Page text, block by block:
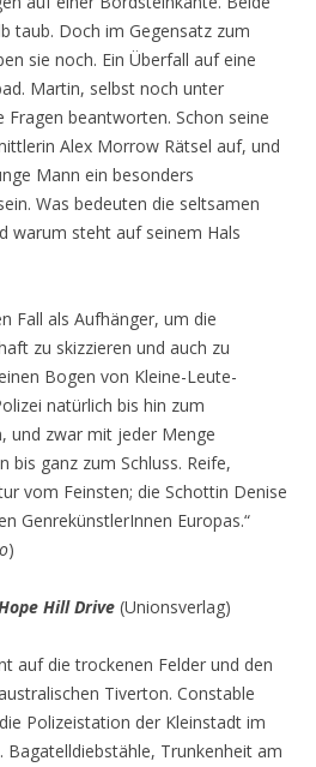
taub. Doch im Gegensatz zum
sie noch. Ein Überfall auf eine
Martin, selbst noch unter
Fragen beantworten. Schon seine
Alex Morrow Rätsel auf, und
Mann ein besonders
Was bedeuten die seltsamen
warum steht auf seinem Hals
Fall als Aufhänger, um die
zu skizzieren und auch zu
Bogen von Kleine-Leute-
natürlich bis hin zum
und zwar mit jeder Menge
bis ganz zum Schluss. Reife,
vom Feinsten; die Schottin Denise
GenrekünstlerInnen Europas.“
)
Hill Drive (Unionsverlag)
auf die trockenen Felder und den
Tiverton. Constable
Polizeistation der Kleinstadt im
Bagatelldiebstähle, Trunkenheit am